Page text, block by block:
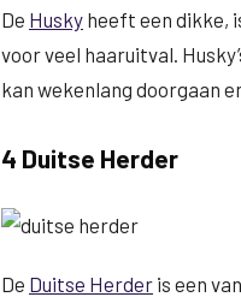
De Husky heeft een dikke,
voor veel haaruitval.
kan wekenlang doorgaan
4 Duitse Herder
De Duitse Herder is een